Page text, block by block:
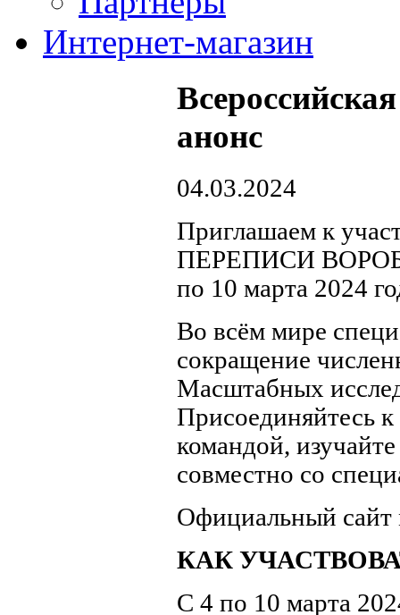
Интернет-магазин
анонс
04.03.2024
Приглашаем к
ПЕРЕПИСИ
по 10 марта 2024
Во всём мире
сокращение
Масштабных
Присоединяйтесь
командой,
совместно со
Официальный
КАК
С 4 по 10 марта